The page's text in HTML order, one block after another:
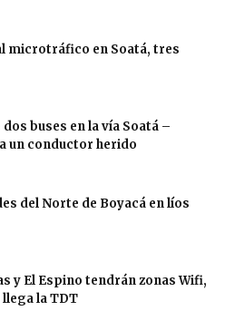
microtráfico en Soatá, tres
buses en la vía Soatá –
un conductor herido
del Norte de Boyacá en líos
y El Espino tendrán zonas Wifi,
llega la TDT